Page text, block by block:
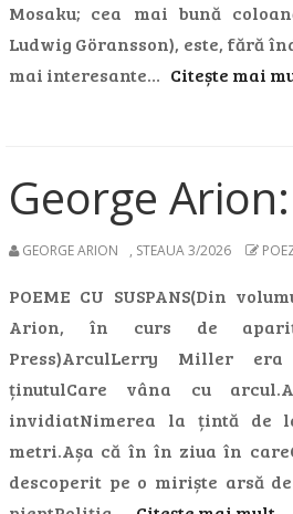
Mosaku; cea mai bună
Ludwig Göransson), este, fără
mai interesante… Citește mai
George
GEORGE ARION , STEAUA 3/2026
POEME CU SUSPANS(Din
Arion, în curs de
Press)ArculLerry Miller
ținutulCare vâna cu
invidiatNimerea la țintă de
metri.Așa că în în ziua în
descoperit pe o miriște arsă